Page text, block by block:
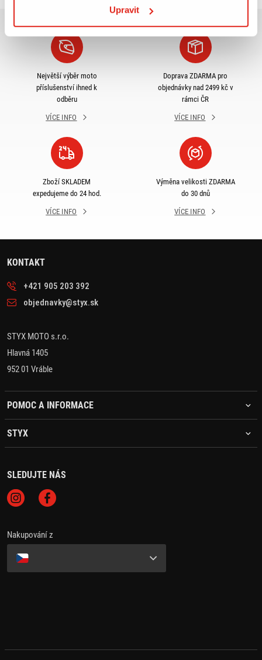
Upravit
Největší výběr moto
příslušenství ihned k
odběru
VÍCE INFO
Doprava ZDARMA pro
objednávky nad 2499 kč v
rámci ČR
VÍCE INFO
Zboží SKLADEM
expedujeme do 24 hod.
VÍCE INFO
Výměna velikosti ZDARMA
do 30 dnů
VÍCE INFO
KONTAKT
+421 905 203 392
objednavky@styx.sk
STYX MOTO s.r.o.
Hlavná 1405
952 01 Vráble
POMOC A INFORMACE
STYX
SLEDUJTE NÁS
Nakupování z